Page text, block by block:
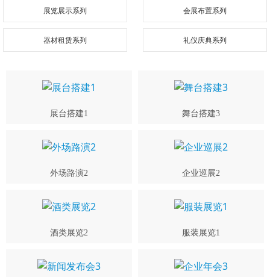
展览展示系列 会展布置系列
器材租赁系列 礼仪庆典系列
展台搭建1 舞台搭建3
外场路演2 企业巡展2
酒类展览2 服装展览1